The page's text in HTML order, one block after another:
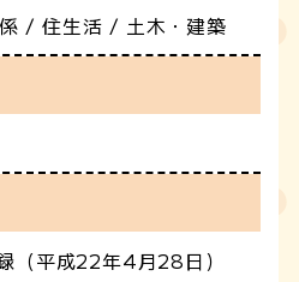
/ 住生活 / 土木・建築
（平成22年4月28日）